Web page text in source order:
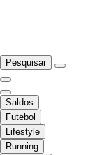
Pesquisar
Saldos
Futebol
Lifestyle
Running